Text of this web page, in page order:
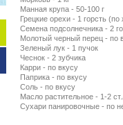
Манная крупа - 50-100 г
Грецкие орехи - 1 горсть
Семена подсолнечника - 2
Молотый черный перец - по
Зеленый лук - 1 пучок
Чеснок - 2 зубчика
Карри - по вкусу
Паприка - по вкусу
Соль - по вкусу
Масло растительное - 1-2
Сухари панировочные - по